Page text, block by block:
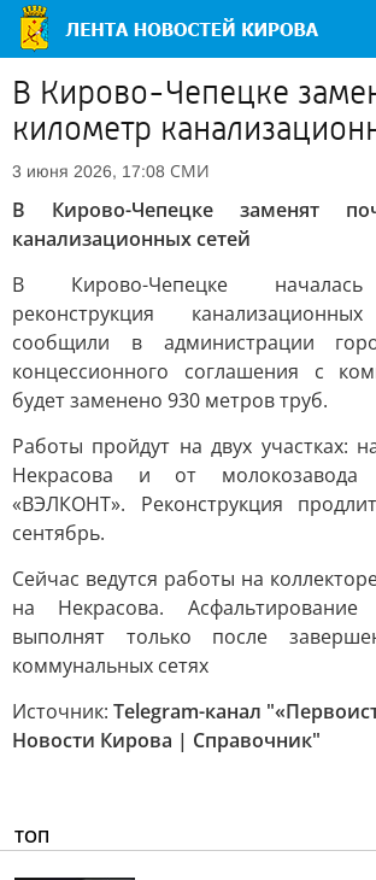
В Кирово-Чепецке
километр
3 июня 2026, 17:08 СМИ
В Кирово-Чепецке заменят
канализационных сетей
В Кирово-Чепецке
реконструкция
сообщили в администрации
концессионного соглашения с
будет заменено 930 метров труб.
Работы пройдут на двух участках:
Некрасова и от молокозавода
«ВЭЛКОНТ». Реконструкция
сентябрь.
Сейчас ведутся работы на
на Некрасова. Асфальтирование
выполнят только после
коммунальных сетях
Источник: Telegram-канал
Новости Кирова | Справочник"
ТОП